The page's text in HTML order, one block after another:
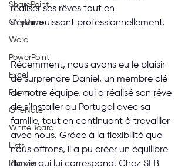
SharePoint
OneDrive
Word
PowerPoint
Excel
Forms
OneNote
WhiteBoard
Lists
Planner
réaliser ses rêves tout en
s’épanouissant professionnellement.
Récemment, nous avons eu le plaisir
de surprendre Daniel, un membre clé
de notre équipe, qui a réalisé son rêve
de s’installer au Portugal avec sa
famille, tout en continuant à travailler
avec nous. Grâce à la flexibilité que
nous offrons, il a pu créer un équilibre
de vie qui lui correspond. Chez SEB